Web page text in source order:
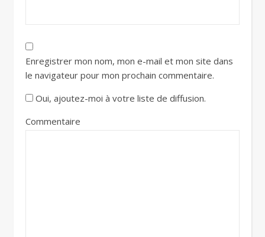
Enregistrer mon nom, mon e-mail et mon site dans
le navigateur pour mon prochain commentaire.
Oui, ajoutez-moi à votre liste de diffusion.
Commentaire